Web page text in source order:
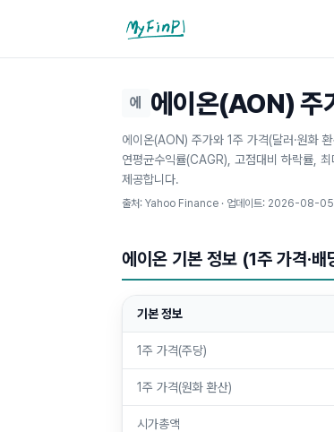
마이핀플
에 에이온(AON) 주
에이온(AON) 주가와 1주 가격(달러·원화
연평균수익률(CAGR), 고점대비 하락률,
제공합니다.
출처: Yahoo Finance · 업데이트: 2026-08-
에이온 기본 정보 (1주 가격·배
기본 정보
1주 가격(주당)
1주 가격(원화 환산)
시가총액